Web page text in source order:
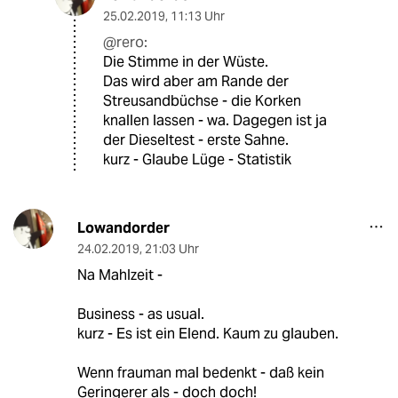
25.02.2019, 11:13 Uhr
@rero:
Die Stimme in der Wüste.
Das wird aber am Rande der
Streusandbüchse - die Korken
knallen lassen - wa. Dagegen ist ja
der Dieseltest - erste Sahne.
kurz - Glaube Lüge - Statistik
Lowandorder
24.02.2019, 21:03 Uhr
Na Mahlzeit -
Business - as usual.
kurz - Es ist ein Elend. Kaum zu glauben.
Wenn frauman mal bedenkt - daß kein
Geringerer als - doch doch!